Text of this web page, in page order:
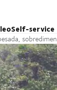
Self-service